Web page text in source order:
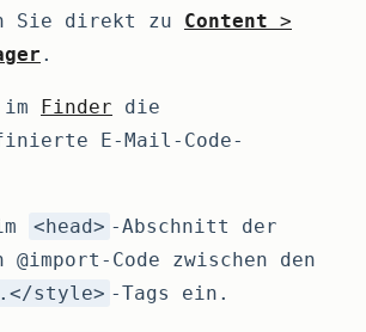
Sie direkt zu Content >
.
Finder die
E-Mail-Code-
<head> -Abschnitt der
@import-Code zwischen den
style> -Tags ein.